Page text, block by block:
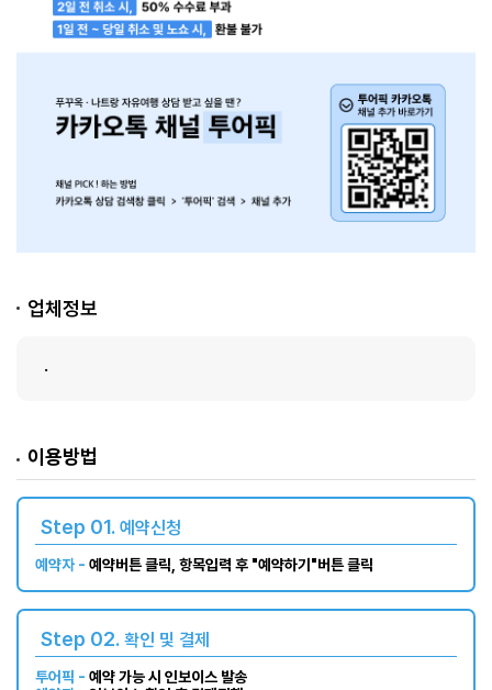
업체정보
.
이용방법
Step 01. 예약신청
예약자 - 예약버튼 클릭, 항목입력 후 "예약하기"버튼 클릭
Step 02. 확인 및 결제
투어픽 - 예약 가능 시 인보이스 발송